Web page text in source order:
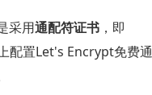
采用通配符证书 ，即
配置Let's Encrypt免费通